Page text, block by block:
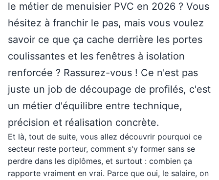
le métier de menuisier PVC en 2026 ? Vous
hésitez à franchir le pas, mais vous voulez
savoir ce que ça cache derrière les portes
coulissantes et les fenêtres à isolation
renforcée ? Rassurez-vous ! Ce n'est pas
juste un job de découpage de profilés, c'est
un métier d'équilibre entre technique,
précision et réalisation concrète.
Et là, tout de suite, vous allez découvrir pourquoi ce
secteur reste porteur, comment s'y former sans se
perdre dans les diplômes, et surtout : combien ça
rapporte vraiment en vrai. Parce que oui, le salaire, on